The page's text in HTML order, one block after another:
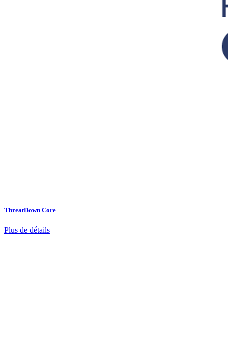
ThreatDown Core
Plus de détails